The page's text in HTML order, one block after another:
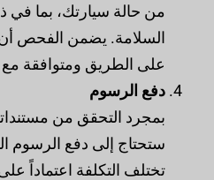
من حالة سيارتك، بما في
السلامة. يضمن الفحص أن
على الطريق ومتوافقة مع
دفع الرسوم
بمجرد التحقق من
ستحتاج إلى دفع الرسوم
تختلف التكلفة اعتماداً